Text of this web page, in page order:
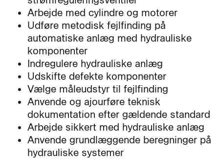
Arbejde med cylindre og motorer
Udføre metodisk fejlfinding på
automatiske anlæg med hydrauliske
komponenter
Indregulere hydrauliske anlæg
Udskifte defekte komponenter
Vælge måleudstyr til fejlfinding
Anvende og ajourføre teknisk
dokumentation efter gældende standard
Arbejde sikkert med hydrauliske anlæg
Anvende grundlæggende beregninger på
hydrauliske systemer